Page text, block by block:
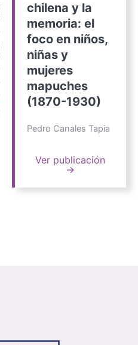
chilena y la
memoria: el
foco en niños,
niñas y
mujeres
mapuches
(1870-1930)
Pedro Canales Tapia
Ver publicación
→